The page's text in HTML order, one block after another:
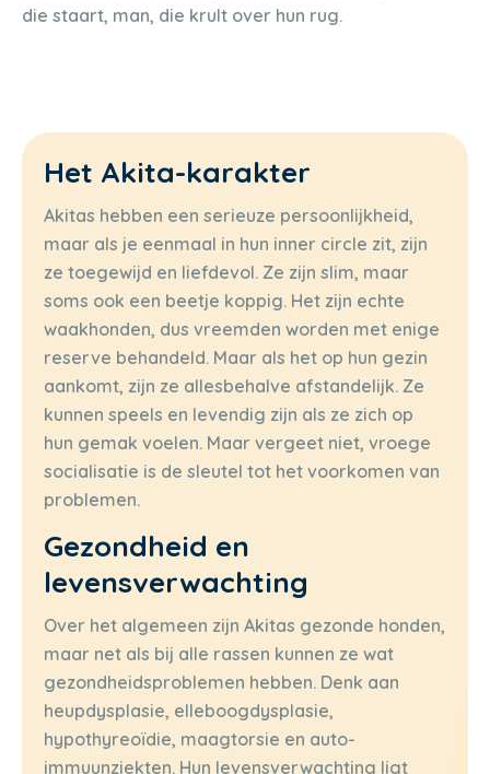
die staart, man, die krult over hun rug.
Het Akita-karakter
Akitas hebben een serieuze persoonlijkheid,
maar als je eenmaal in hun inner circle zit, zijn
ze toegewijd en liefdevol. Ze zijn slim, maar
soms ook een beetje koppig. Het zijn echte
waakhonden, dus vreemden worden met enige
reserve behandeld. Maar als het op hun gezin
aankomt, zijn ze allesbehalve afstandelijk. Ze
kunnen speels en levendig zijn als ze zich op
hun gemak voelen. Maar vergeet niet, vroege
socialisatie is de sleutel tot het voorkomen van
problemen.
Gezondheid en
levensverwachting
Over het algemeen zijn Akitas gezonde honden,
maar net als bij alle rassen kunnen ze wat
gezondheidsproblemen hebben. Denk aan
heupdysplasie, elleboogdysplasie,
hypothyreoïdie, maagtorsie en auto-
immuunziekten. Hun levensverwachting ligt